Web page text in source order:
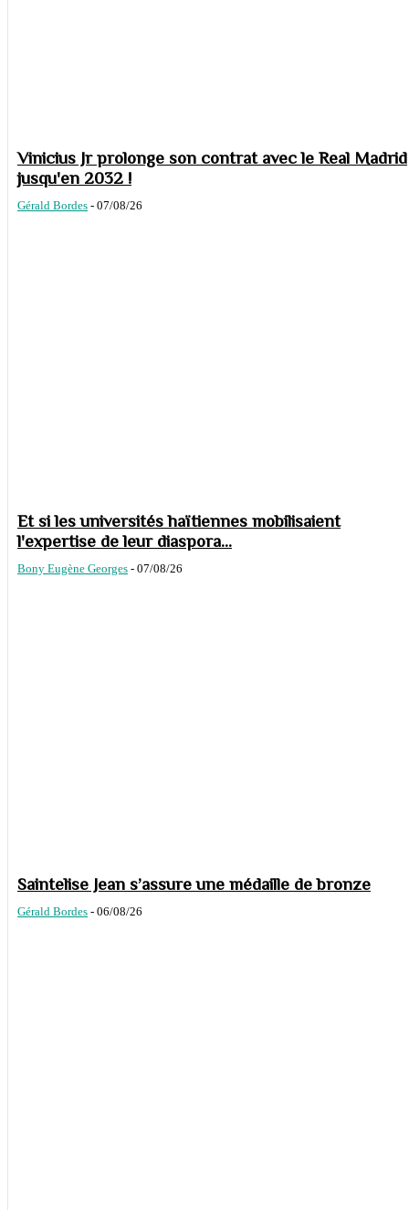
Vinicius Jr prolonge son contrat avec le Real Madrid
jusqu'en 2032 !
Gérald Bordes - 07/08/26
Et si les universités haïtiennes mobilisaient
l'expertise de leur diaspora...
Bony Eugène Georges - 07/08/26
Saintelise Jean s’assure une médaille de bronze
Gérald Bordes - 06/08/26